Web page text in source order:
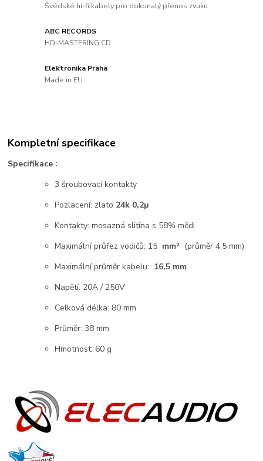
Švédské hi-fi kabely pro dokonalý přenos zvuku
ABC RECORDS
HD-MASTERING CD
Elektronika Praha
Made in EU
Kompletní specifikace
Specifikace :
3 šroubovací kontakty
Pozlacení: zlato 24k 0,2μ
Kontakty: mosazná slitina s 58% mědi
Maximální průřez vodičů: 15 mm² (průměr 4,5 mm)
Maximální průměr kabelu: 16,5 mm
Napětí: 20A / 250V
Celková délka: 80 mm
Průměr: 38 mm
Hmotnost: 60 g